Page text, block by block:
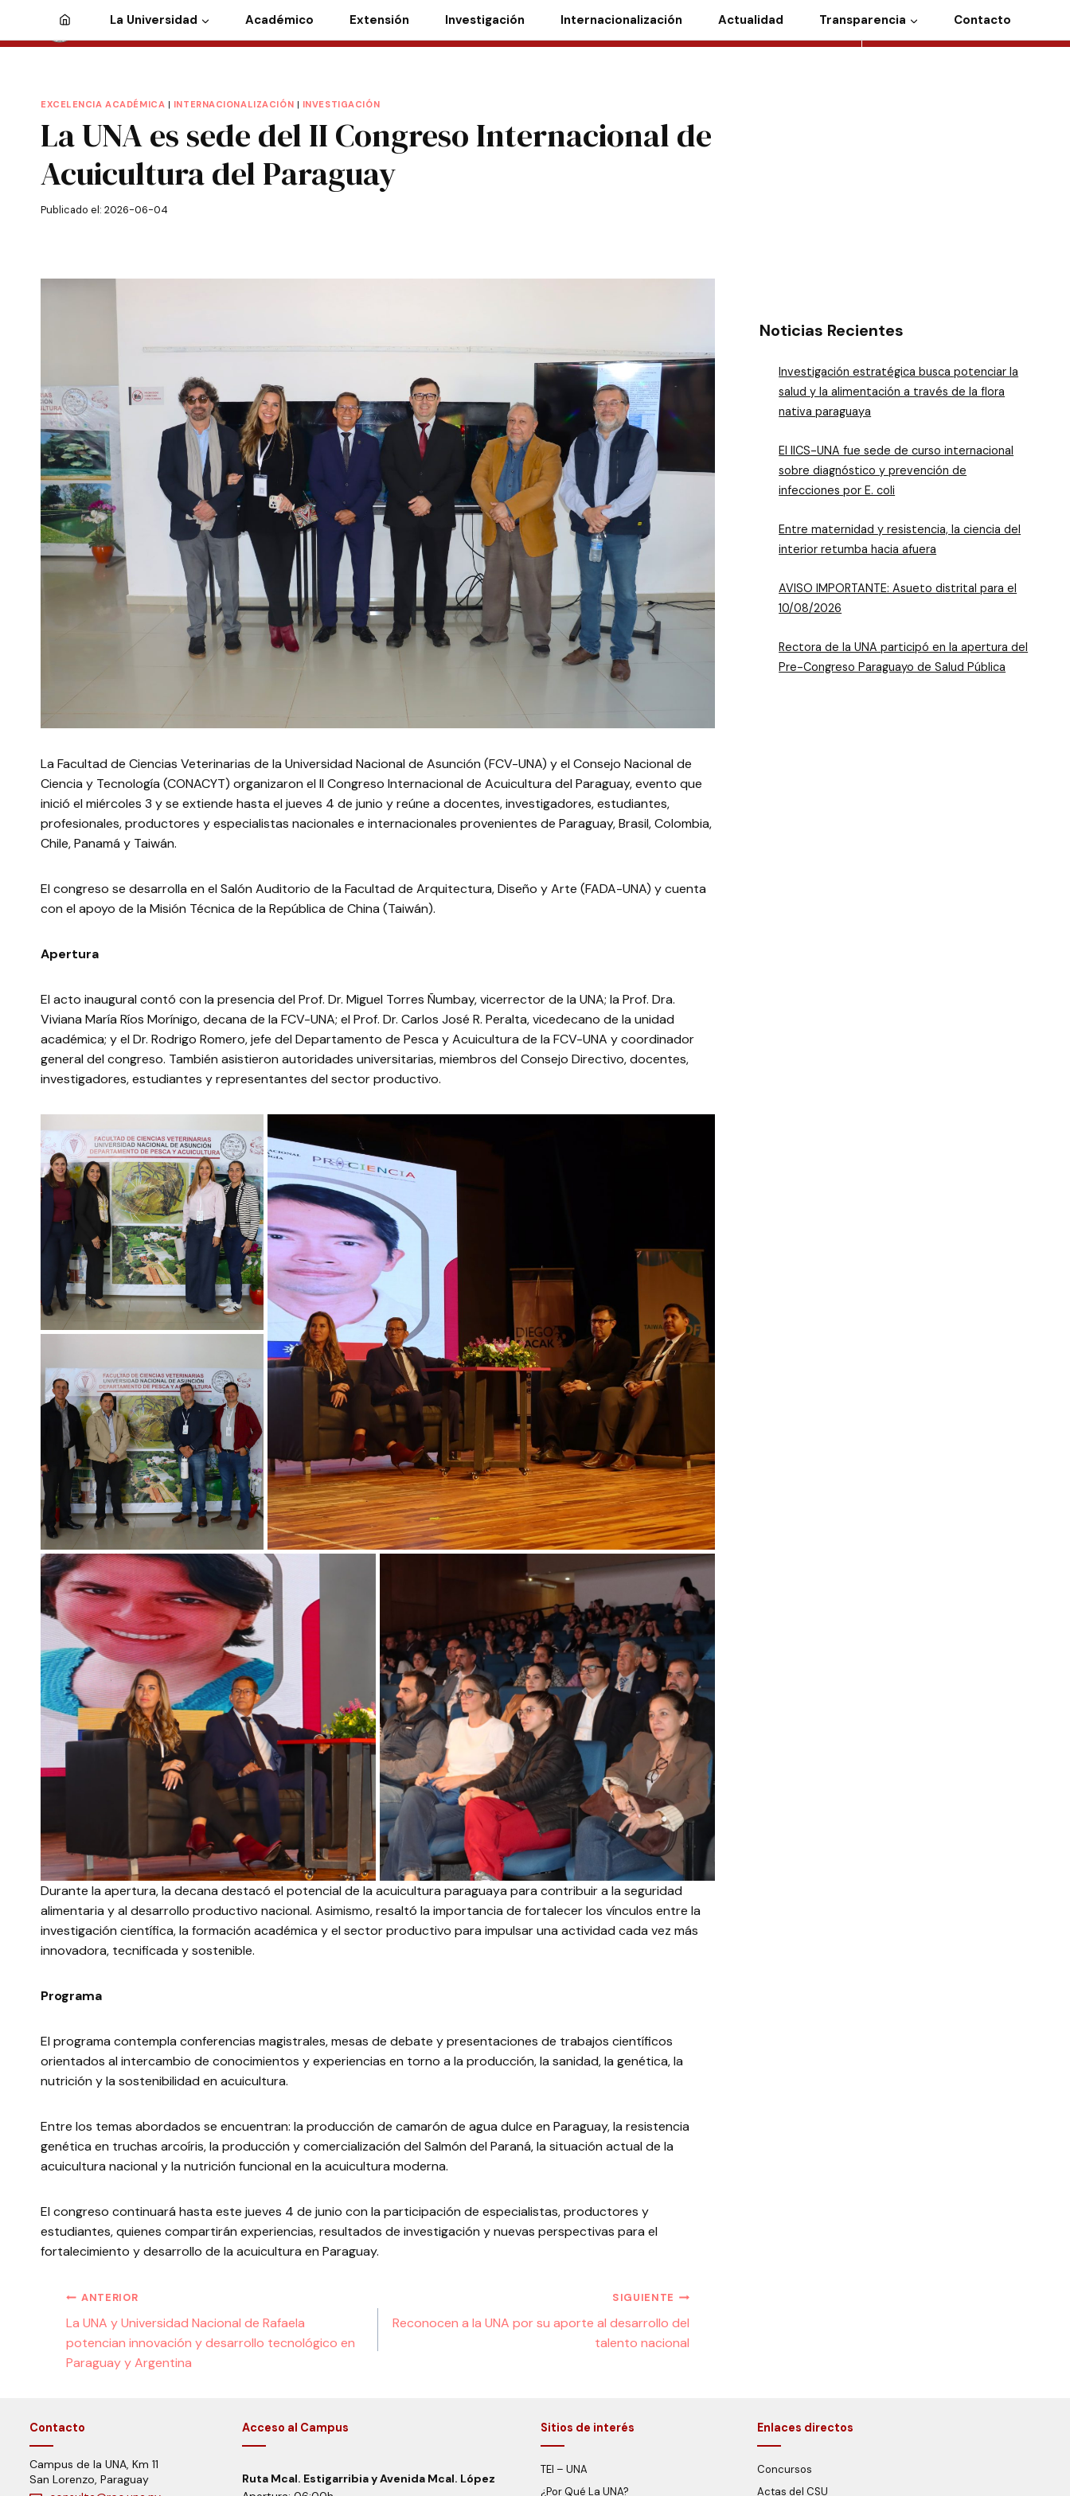
La Universidad Académico Extensión Investigación Internacionalización Actualidad Transparencia Contacto
EXCELENCIA ACADÉMICA | INTERNACIONALIZACIÓN | INVESTIGACIÓN
La UNA es sede del II Congreso Internacional de
Acuicultura del Paraguay
Publicado el: 2026-06-04
La Facultad de Ciencias Veterinarias de la Universidad Nacional de Asunción (FCV-UNA) y el Consejo Nacional de
Ciencia y Tecnología (CONACYT) organizaron el II Congreso Internacional de Acuicultura del Paraguay, evento que
inició el miércoles 3 y se extiende hasta el jueves 4 de junio y reúne a docentes, investigadores, estudiantes,
profesionales, productores y especialistas nacionales e internacionales provenientes de Paraguay, Brasil, Colombia,
Chile, Panamá y Taiwán.
El congreso se desarrolla en el Salón Auditorio de la Facultad de Arquitectura, Diseño y Arte (FADA-UNA) y cuenta
con el apoyo de la Misión Técnica de la República de China (Taiwán).
Apertura
El acto inaugural contó con la presencia del Prof. Dr. Miguel Torres Ñumbay, vicerrector de la UNA; la Prof. Dra.
Viviana María Ríos Morínigo, decana de la FCV-UNA; el Prof. Dr. Carlos José R. Peralta, vicedecano de la unidad
académica; y el Dr. Rodrigo Romero, jefe del Departamento de Pesca y Acuicultura de la FCV-UNA y coordinador
general del congreso. También asistieron autoridades universitarias, miembros del Consejo Directivo, docentes,
investigadores, estudiantes y representantes del sector productivo.
Durante la apertura, la decana destacó el potencial de la acuicultura paraguaya para contribuir a la seguridad
alimentaria y al desarrollo productivo nacional. Asimismo, resaltó la importancia de fortalecer los vínculos entre la
investigación científica, la formación académica y el sector productivo para impulsar una actividad cada vez más
innovadora, tecnificada y sostenible.
Programa
El programa contempla conferencias magistrales, mesas de debate y presentaciones de trabajos científicos
orientados al intercambio de conocimientos y experiencias en torno a la producción, la sanidad, la genética, la
nutrición y la sostenibilidad en acuicultura.
Entre los temas abordados se encuentran: la producción de camarón de agua dulce en Paraguay, la resistencia
genética en truchas arcoíris, la producción y comercialización del Salmón del Paraná, la situación actual de la
acuicultura nacional y la nutrición funcional en la acuicultura moderna.
El congreso continuará hasta este jueves 4 de junio con la participación de especialistas, productores y
estudiantes, quienes compartirán experiencias, resultados de investigación y nuevas perspectivas para el
fortalecimiento y desarrollo de la acuicultura en Paraguay.
ANTERIOR
La UNA y Universidad Nacional de Rafaela
potencian innovación y desarrollo tecnológico en
Paraguay y Argentina
SIGUIENTE
Reconocen a la UNA por su aporte al desarrollo del
talento nacional
Noticias Recientes
Investigación estratégica busca potenciar la
salud y la alimentación a través de la flora
nativa paraguaya
El IICS-UNA fue sede de curso internacional
sobre diagnóstico y prevención de
infecciones por E. coli
Entre maternidad y resistencia, la ciencia del
interior retumba hacia afuera
AVISO IMPORTANTE: Asueto distrital para el
10/08/2026
Rectora de la UNA participó en la apertura del
Pre-Congreso Paraguayo de Salud Pública
Contacto
Campus de la UNA, Km 11
San Lorenzo, Paraguay
Acceso al Campus
Ruta Mcal. Estigarribia y Avenida Mcal. López
Sitios de interés
TEI – UNA
¿Por Qué La UNA?
Enlaces directos
Concursos
Actas del CSU